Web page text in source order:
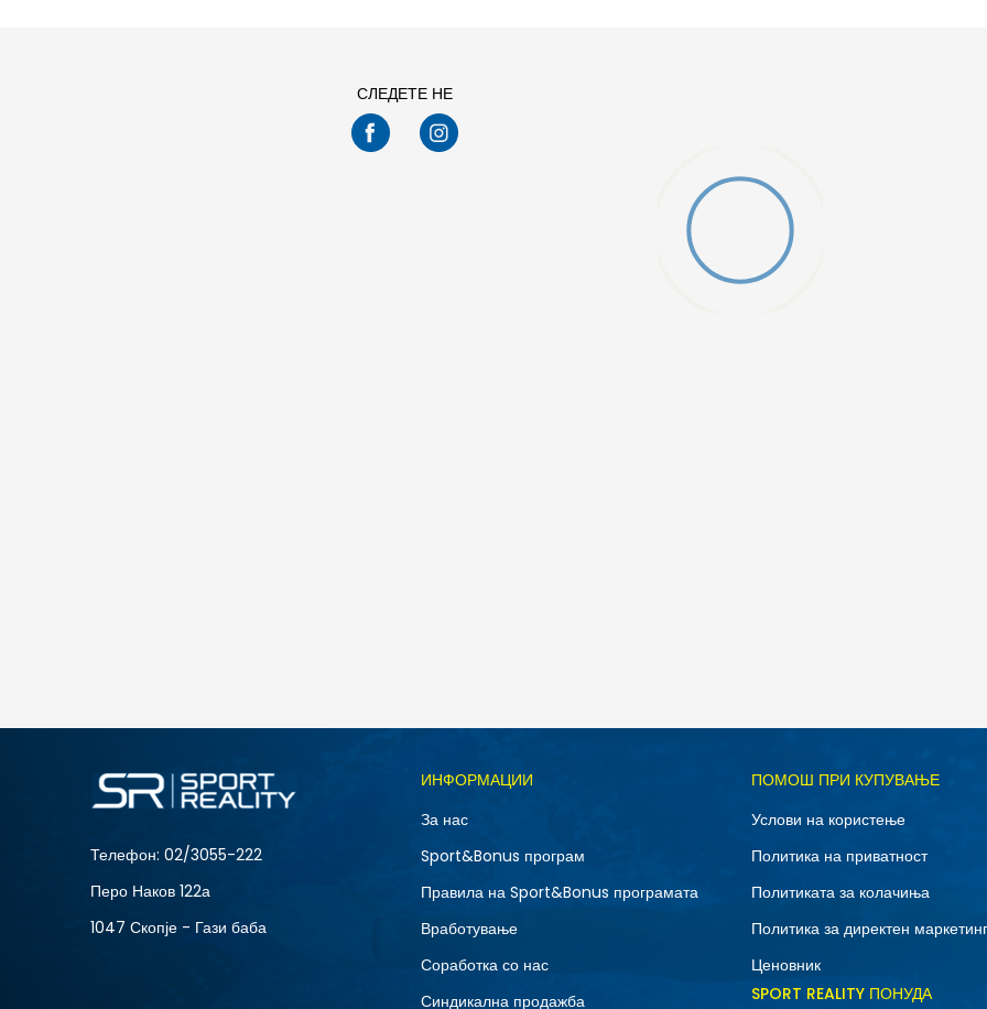
Големина
L
XS
СЛЕДЕТЕ НЕ
Телефон: 02/3055-222
Перо Наков 122а
1047 Скопје - Гази баба
ИНФОРМАЦИИ
За нас
Sport&Bonus програм
Правила на Sport&Bonus програмата
Вработување
Соработка со нас
Синдикална продажба
ПОМОШ ПРИ КУПУВАЊЕ
Услови на користење
Политика на приватност
Политиката за колачиња
Политика за директен маркетинг
Ценовник
SPORT REALITY ПОНУДА